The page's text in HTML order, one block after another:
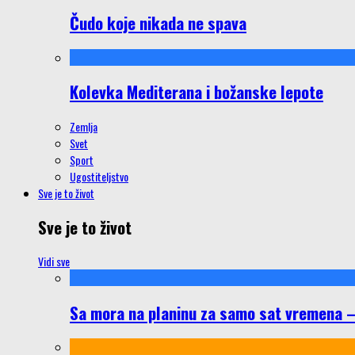
Čudo koje nikada ne spava
Kolevka Mediterana i božanske lepote
Zemlja
Svet
Sport
Ugostiteljstvo
Sve je to život
Sve je to život
Vidi sve
Sa mora na planinu za samo sat vremena